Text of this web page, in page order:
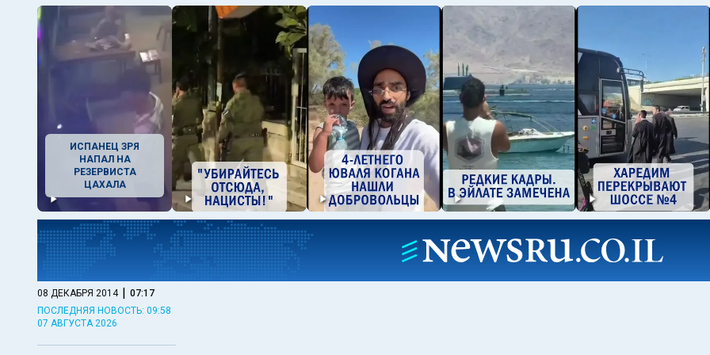
ИСПАНЕЦ ЗРЯ
НАПАЛ НА
РЕЗЕРВИСТА
ЦАХАЛА
08 ДЕКАБРЯ 2014 | 07:17
ПОСЛЕДНЯЯ НОВОСТЬ: 09:58
07 АВГУСТА 2026